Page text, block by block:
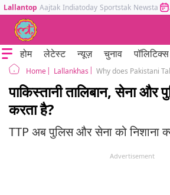
Lallantop Aajtak Indiatoday Sportstak Newstak
होम लेटेस्ट न्यूज़ चुनाव पॉलिटिक्स
Home Lallankhas
पाकिस्तानी तालिबान, सेना और
करता है?
TTP अब पुलिस और सेना को निशाना
Advertisement